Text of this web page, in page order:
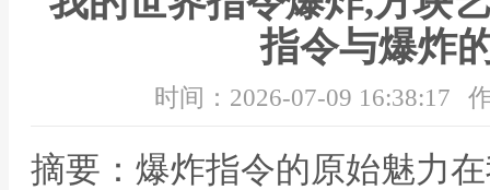
指令与爆炸
时间：2026-07-09 16:38:17
摘要：爆炸指令的原始魅力